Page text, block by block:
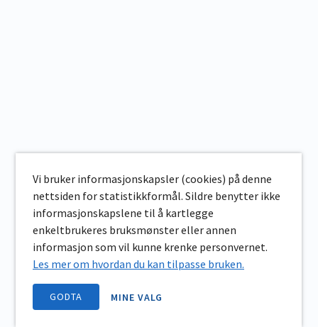
Vi bruker informasjonskapsler (cookies) på denne
nettsiden for statistikkformål. Sildre benytter ikke
informasjonskapslene til å kartlegge
enkeltbrukeres bruksmønster eller annen
informasjon som vil kunne krenke personvernet.
Les mer om hvordan du kan tilpasse bruken.
GODTA MINE VALG